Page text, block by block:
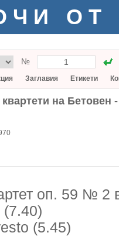
ОТ
№
Заглавия Етикети
на Бетовен
оп. 59 № 2
(5.45)